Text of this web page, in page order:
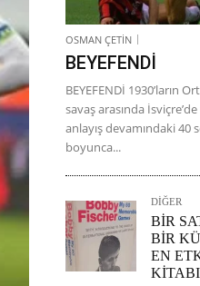
OSMAN ÇETİN
BEYEFENDİ
BEYEFENDİ 1930’ların
savaş arasında
anlayış devamındaki 40
boyunca...
DİĞER
BİR
BİR
EN
KİTABI